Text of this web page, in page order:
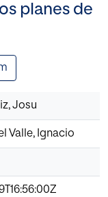
planes de
Josu
Valle, Ignacio